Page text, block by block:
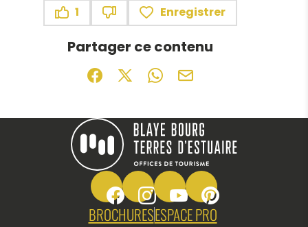
1
Enregistrer
Partager ce contenu
Partager sur Facebook (nouvelle
Partager sur X / Twitter (nouvelle
Partager sur WhatsApp
Partager par mail
Blaye Bourg Terres d&#039;Estuaire
Suivez-nous sur Facebook
Suivez-nous sur Instagram
Suivez-nous sur Youtube
Suivez-nous sur
BROCHURESESPACE PRO